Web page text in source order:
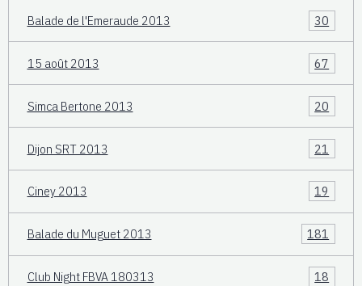
Balade de l'Emeraude 2013 30
15 août 2013 67
Simca Bertone 2013 20
Dijon SRT 2013 21
Ciney 2013 19
Balade du Muguet 2013 181
Club Night FBVA 180313 18